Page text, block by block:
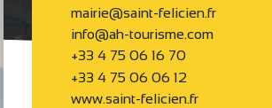
mairie@saint-felicien.fr
info@ah-tourisme.com
+33 4 75 06 16 70
+33 4 75 06 06 12
www.saint-felicien.fr